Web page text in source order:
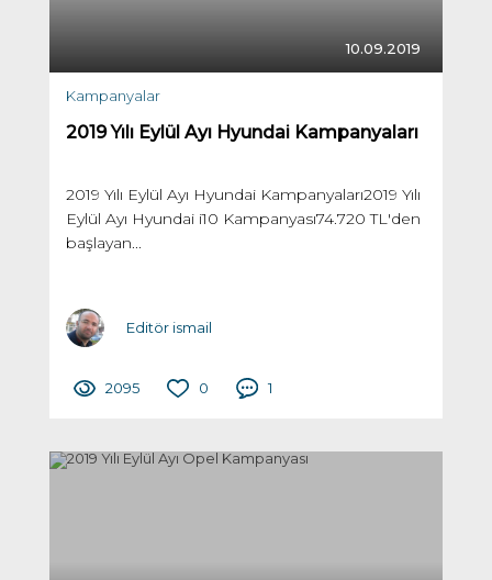
10.09.2019
Kampanyalar
2019 Yılı Eylül Ayı Hyundai Kampanyaları
2019 Yılı Eylül Ayı Hyundai Kampanyaları2019 Yılı
Eylül Ayı Hyundai i10 Kampanyası74.720 TL'den
başlayan...
Editör ismail
2095 0 1